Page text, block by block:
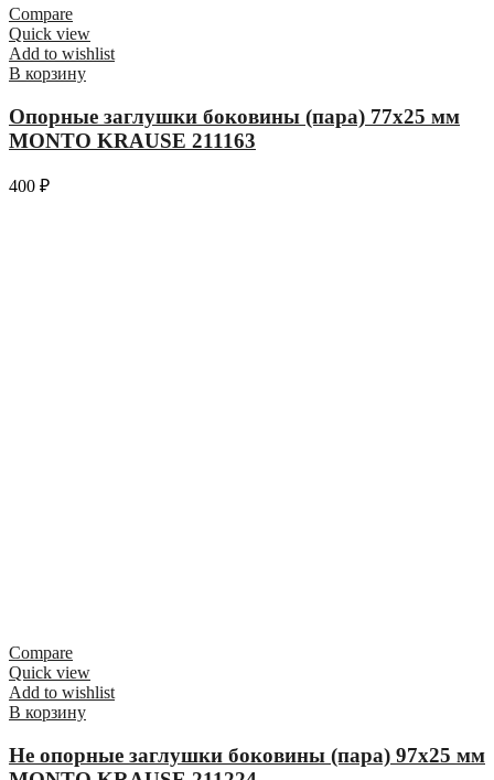
Compare
Quick view
Add to wishlist
В корзину
Опорные заглушки боковины (пара) 77х25 мм
MONTO KRAUSE 211163
400 ₽
Compare
Quick view
Add to wishlist
В корзину
Не опорные заглушки боковины (пара) 97х25 мм